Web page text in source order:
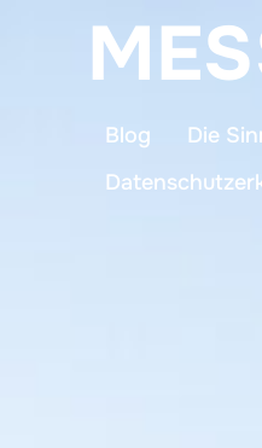
Blog Die